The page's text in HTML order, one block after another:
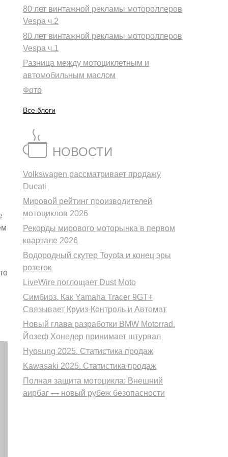
80 лет винтажной рекламы мотороллеров
Vespa ч.2
80 лет винтажной рекламы мотороллеров
Vespa ч.1
Разница между мотоциклетным и
автомобильным маслом
Фото
Все блоги
НОВОСТИ
Volkswagen рассматривает продажу
Ducati
Мировой рейтинг производителей
мотоциклов 2026
Рекорды мирового моторынка в первом
квартале 2026
Водородный скутер Toyota и конец эры
розеток
LiveWire поглощает Dust Moto
Симбиоз. Как Yamaha Tracer 9GT+
Связывает Круиз-Контроль и Автомат
Новый глава разработки BMW Motorrad.
Йозеф Хонедер принимает штурвал
Hyosung 2025. Статистика продаж
Kawasaki 2025. Статистика продаж
Полная защита мотоцикла: Внешний
аирбаг — новый рубеж безопасности